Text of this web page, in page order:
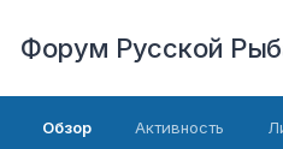
Форум Русской
Обзор Активность